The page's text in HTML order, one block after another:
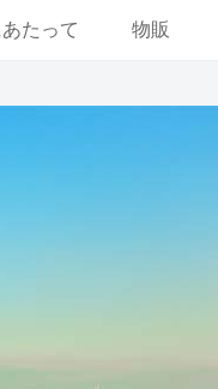
たって 物販